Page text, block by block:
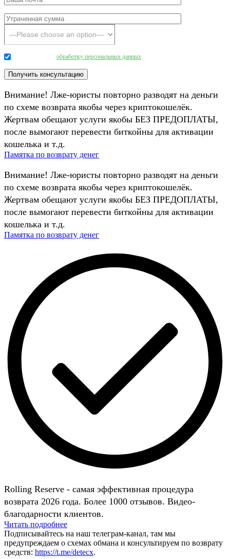
обработку персональных данных
Внимание! Лже-юристы повторно разводят на деньги
по схеме возврата якобы через криптокошелёк.
Жертвам обещают услуги якобы БЕЗ ПРЕДОПЛАТЫ,
после вымогают перевести биткойны для активации
кошелька и т.д.
Памятка по возврату денег
Внимание! Лже-юристы повторно разводят на деньги
по схеме возврата якобы через криптокошелёк.
Жертвам обещают услуги якобы БЕЗ ПРЕДОПЛАТЫ,
после вымогают перевести биткойны для активации
кошелька и т.д.
Памятка по возврату денег
Rolling Reserve - самая эффективная процедура
возврата 2026 года. Более 1000 отзывов. Видео-
благодарности клиентов.
Читать подробнее
Подписывайтесь на наш телеграм-канал, там мы
предупреждаем о схемах обмана и консультируем по возврату
средств: https://t.me/detecx.